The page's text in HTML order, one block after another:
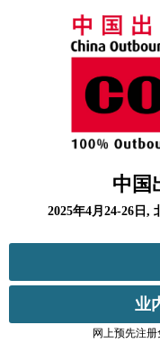
中国
2025年4月24-26日,
业
网上预先注